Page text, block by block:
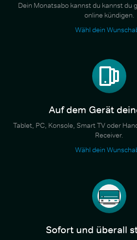
Dein Monatsabo kannst du kannst du
online kündigen.
Wähl dein
Auf dem Gerät
Tablet, PC, Konsole, Smart TV oder
Receiver.
Wähl dein
Sofort und überall